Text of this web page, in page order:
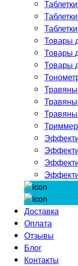
Товары
Товары
Товары
Доставка
Оплата
Отзывы
Блог
Контакты